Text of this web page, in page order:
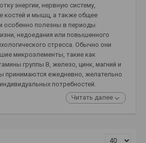
энергии, нервную систему,
костей и мышц, а также общее
особенно полезны в периоды
недоедания или повышенного
стресса. Обычно они
микроэлементы, такие как
группы B, железо, цинк, магний и
принимаются ежедневно, желательно
потребностей.
Читать далее